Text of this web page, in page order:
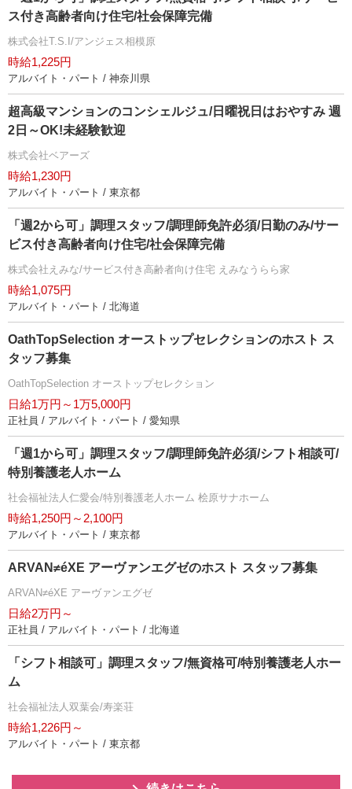
ス付き高齢者向け住宅/社会保障完備
株式会社T.S.I/アンジェス相模原
時給1,225円
アルバイト・パート / 神奈川県
超高級マンションのコンシェルジュ/日曜祝日はおやすみ 週
2日～OK!未経験歓迎
株式会社ベアーズ
時給1,230円
アルバイト・パート / 東京都
「週2から可」調理スタッフ/調理師免許必須/日勤のみ/サー
ビス付き高齢者向け住宅/社会保障完備
株式会社えみな/サービス付き高齢者向け住宅 えみなうらら家
時給1,075円
アルバイト・パート / 北海道
OathTopSelection オーストップセレクションのホスト ス
タッフ募集
OathTopSelection オーストップセレクション
日給1万円～1万5,000円
正社員 / アルバイト・パート / 愛知県
「週1から可」調理スタッフ/調理師免許必須/シフト相談可/
特別養護老人ホーム
社会福祉法人仁愛会/特別養護老人ホーム 桧原サナホーム
時給1,250円～2,100円
アルバイト・パート / 東京都
ARVAN≠éXE アーヴァンエグゼのホスト スタッフ募集
ARVAN≠éXE アーヴァンエグゼ
日給2万円～
正社員 / アルバイト・パート / 北海道
「シフト相談可」調理スタッフ/無資格可/特別養護老人ホー
ム
社会福祉法人双葉会/寿楽荘
時給1,226円～
アルバイト・パート / 東京都